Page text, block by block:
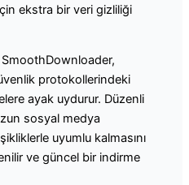
ekstra bir veri gizliliği
protokollerindeki
ayak uydurur. Düzenli
sosyal medya
uyumlu kalmasını
ve güncel bir indirme